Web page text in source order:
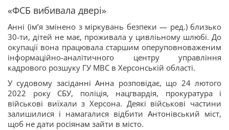
«ФСБ вибивала двері»
Анні (імʼя змінено з міркувань безпеки — ред.) близько
30-ти, дітей не має, проживала у цивліьному шлюбі. До
окупації вона працювала старшим оперуповноваженим
інформаційно-аналітичного центру управління
кадрового розшуку ГУ МВС в Херсонській області.
У судовому засіданні Анна розповідає, що 24 лютого
2022 року СБУ, поліція, нацгвардія, прокуратура і
військові виїхали з Херсона. Деякі військові частини
залишилися і намагалися відбити Антонівський міст,
щоб не дати росіянам зайти в місто.